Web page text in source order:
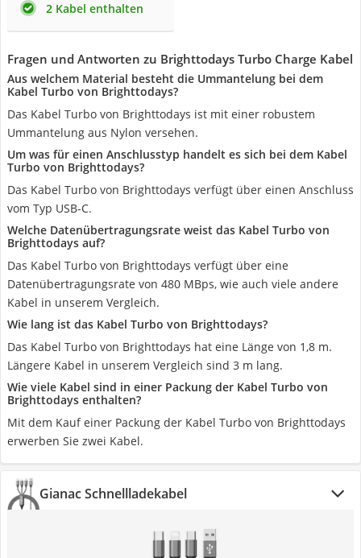
2 Kabel enthalten
Fragen und Antworten zu Brighttodays Turbo Charge Kabel
Aus welchem Material besteht die Ummantelung bei dem
Kabel Turbo von Brighttodays?
Das Kabel Turbo von Brighttodays ist mit einer robustem
Ummantelung aus Nylon versehen.
Um was für einen Anschlusstyp handelt es sich bei dem Kabel
Turbo von Brighttodays?
Das Kabel Turbo von Brighttodays verfügt über einen Anschluss
vom Typ USB-C.
Welche Datenübertragungsrate weist das Kabel Turbo von
Brighttodays auf?
Das Kabel Turbo von Brighttodays verfügt über eine
Datenübertragungsrate von 480 MBps, wie auch viele andere
Kabel in unserem Vergleich.
Wie lang ist das Kabel Turbo von Brighttodays?
Das Kabel Turbo von Brighttodays hat eine Länge von 1,8 m.
Längere Kabel in unserem Vergleich sind 3 m lang.
Wie viele Kabel sind in einer Packung der Kabel Turbo von
Brighttodays enthalten?
Mit dem Kauf einer Packung der Kabel Turbo von Brighttodays
erwerben Sie zwei Kabel.
Gianac Schnellladekabel